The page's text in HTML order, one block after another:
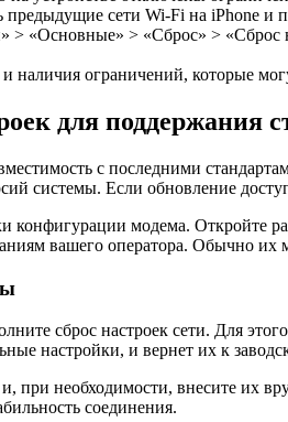
сети Wi-Fi на iPhone и
> «Основные» > «Сброс» >
наличия ограничений, которые
для поддержания
с последними
системы. Если обновление
конфигурации модема. Откройте
вашего оператора. Обычно
сброс настроек сети. Для
настройки, и вернет их к
при необходимости, внесите их
соединения.